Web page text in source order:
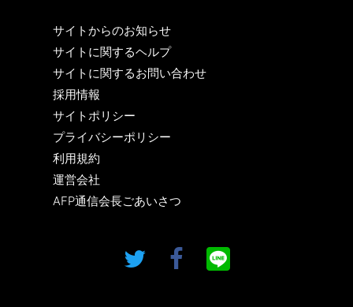
サイトからのお知らせ
サイトに関するヘルプ
サイトに関するお問い合わせ
採用情報
サイトポリシー
プライバシーポリシー
利用規約
運営会社
AFP通信会長ごあいさつ